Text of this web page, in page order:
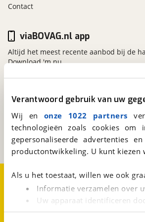
Verantwoord gebruik van uw
Wij en onze 1022 partners
technologieën zoals cookies
gepersonaliseerde advertenties
productontwikkeling. U kunt kiezen
Als u het toestaat, willen we ook
Informatie verzamelen over
Uw apparaat identificeren
Lees meer over hoe uw
Contact
viaBOVAG.nl
Kosterijland15
Een initiatief van
BOVAG
viaBOVAG.nl app
Altijd het meest recente aanbod bij de
Download 'm nu.
Over viaBOVAG.nlDisclaimer- en
CookievoorkeurenVacatures